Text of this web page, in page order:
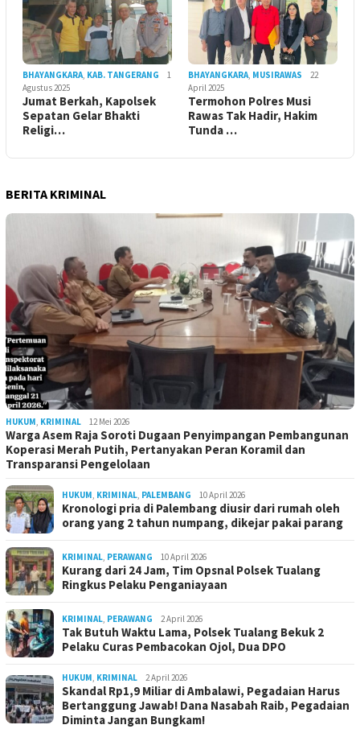
BHAYANGKARA, KAB. TANGERANG
1
Agustus 2025
Jumat Berkah, Kapolsek
Sepatan Gelar Bhakti
Religi…
BHAYANGKARA, MUSIRAWAS
22
April 2025
Termohon Polres Musi
Rawas Tak Hadir, Hakim
Tunda …
BERITA KRIMINAL
HUKUM, KRIMINAL 12 Mei 2026
Warga Asem Raja Soroti Dugaan Penyimpangan Pembangunan
Koperasi Merah Putih, Pertanyakan Peran Koramil dan
Transparansi Pengelolaan
HUKUM, KRIMINAL, PALEMBANG 10 April 2026
Kronologi pria di Palembang diusir dari rumah oleh
orang yang 2 tahun numpang, dikejar pakai parang
KRIMINAL, PERAWANG 10 April 2026
Kurang dari 24 Jam, Tim Opsnal Polsek Tualang
Ringkus Pelaku Penganiayaan
KRIMINAL, PERAWANG 2 April 2026
Tak Butuh Waktu Lama, Polsek Tualang Bekuk 2
Pelaku Curas Pembacokan Ojol, Dua DPO
HUKUM, KRIMINAL 2 April 2026
Skandal Rp1,9 Miliar di Ambalawi, Pegadaian Harus
Bertanggung Jawab! Dana Nasabah Raib, Pegadaian
Diminta Jangan Bungkam!